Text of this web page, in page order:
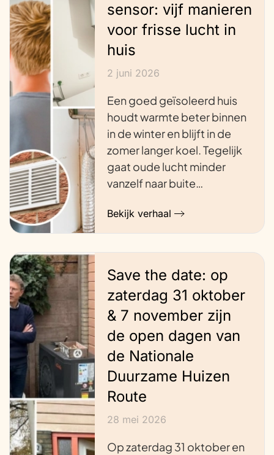
sensor: vijf manieren
voor frisse lucht in
huis
2 juni 2026
Een goed geïsoleerd huis
houdt warmte beter binnen
in de winter en blijft in de
zomer langer koel. Tegelijk
gaat oude lucht minder
vanzelf naar buite…
Bekijk verhaal
Save the date: op
zaterdag 31 oktober
& 7 november zijn
de open dagen van
de Nationale
Duurzame Huizen
Route
28 mei 2026
Op zaterdag 31 oktober en